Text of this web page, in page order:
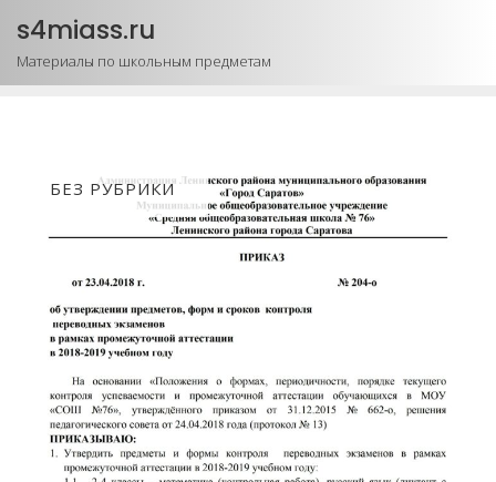
Промотать
содержимому
s4miass.ru
Материалы по школьным предметам
БЕЗ РУБРИКИ